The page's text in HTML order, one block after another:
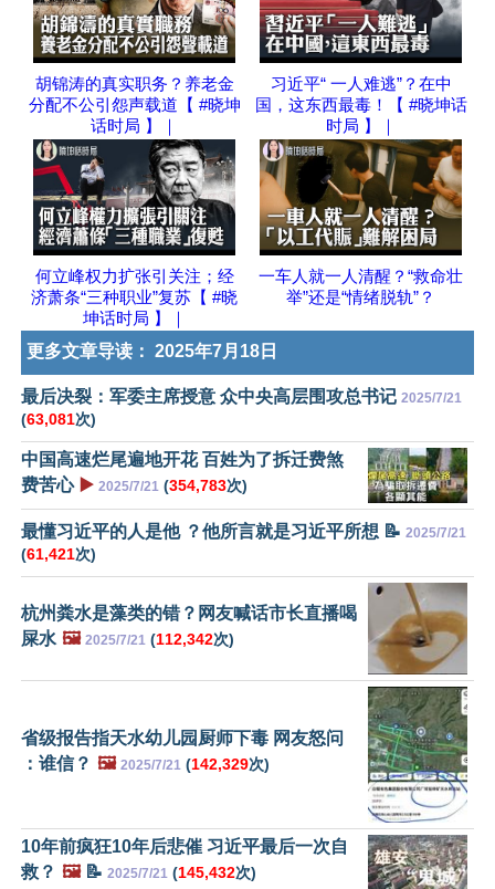
胡锦涛的真实职务？养老金
分配不公引怨声载道【 #晓坤
话时局 】｜
习近平“ 一人难逃”？在中
国，这东西最毒！【 #晓坤话
时局 】｜
何立峰权力扩张引关注；经
济萧条“三种职业”复苏【 #晓
坤话时局 】｜
一车人就一人清醒？“救命壮
举”还是“情绪脱轨”？
更多文章导读： 2025年7月18日
最后决裂：军委主席授意 众中央高层围攻总书记 2025/7/21
(63,081次)
中国高速烂尾遍地开花 百姓为了拆迁费煞
费苦心 ▶️ 2025/7/21 (354,783次)
最懂习近平的人是他 ？他所言就是习近平所想 📝 2025/7/21
(61,421次)
杭州粪水是藻类的错？网友喊话市长直播喝
屎水 🖼️ 2025/7/21 (112,342次)
省级报告指天水幼儿园厨师下毒 网友怒问
：谁信？ 🖼️ 2025/7/21 (142,329次)
10年前疯狂10年后悲催 习近平最后一次自
救？ 🖼️📝 2025/7/21 (145,432次)